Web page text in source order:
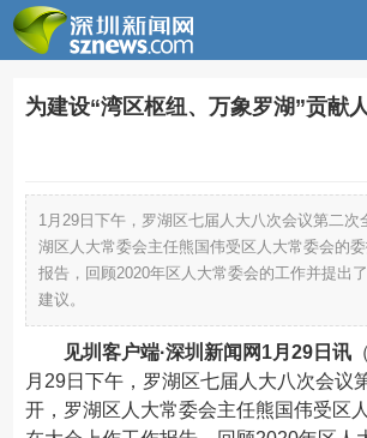
为建设“湾区枢纽、万象罗湖”贡献
1月29日下午，罗湖区七届人大八次会议第二次
湖区人大常委会主任熊国伟受区人大常委会的
报告，回顾2020年区人大常委会的工作并提出
建议。
见圳客户端·深圳新闻网1月29日讯
月29日下午，罗湖区七届人大八次会议
开，罗湖区人大常委会主任熊国伟受区